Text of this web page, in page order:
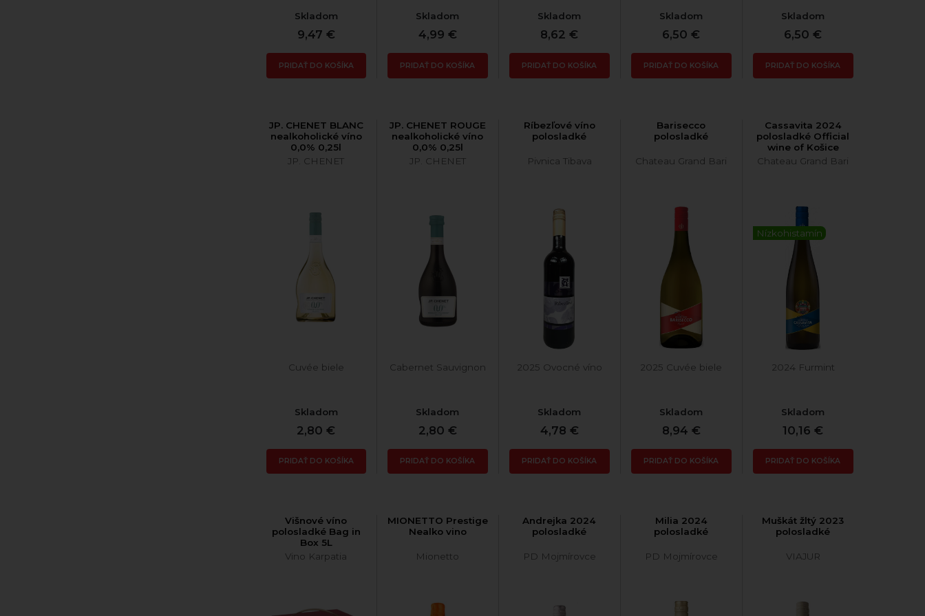
Skladom
9,47 €
PRIDAŤ DO KOŠÍKA
Skladom
4,99 €
PRIDAŤ DO KOŠÍKA
Skladom
8,62 €
PRIDAŤ DO KOŠÍKA
Skladom
6,50 €
PRIDAŤ DO KOŠÍKA
Skladom
6,50 €
PRIDAŤ DO KOŠÍKA
JP. CHENET BLANC
nealkoholické víno
0,0% 0,25l
JP. CHENET
Cuvée biele
Skladom
2,80 €
PRIDAŤ DO KOŠÍKA
JP. CHENET ROUGE
nealkoholické víno
0,0% 0,25l
JP. CHENET
Cabernet Sauvignon
Skladom
2,80 €
PRIDAŤ DO KOŠÍKA
Ríbezľové víno
polosladké
Pivnica Tibava
2025 Ovocné víno
Skladom
4,78 €
PRIDAŤ DO KOŠÍKA
Barisecco
polosladké
Chateau Grand Bari
2025 Cuvée biele
Skladom
8,94 €
PRIDAŤ DO KOŠÍKA
Cassavita 2024
polosladké Official
wine of Košice
Chateau Grand Bari
Nízkohistamín
2024 Furmint
Skladom
10,16 €
PRIDAŤ DO KOŠÍKA
Višnové víno
polosladké Bag in
Box 5L
Vino Karpatia
MIONETTO Prestige
Nealko vino
Mionetto
Andrejka 2024
polosladké
PD Mojmírovce
Milia 2024
polosladké
PD Mojmírovce
Muškát žltý 2023
polosladké
VIAJUR